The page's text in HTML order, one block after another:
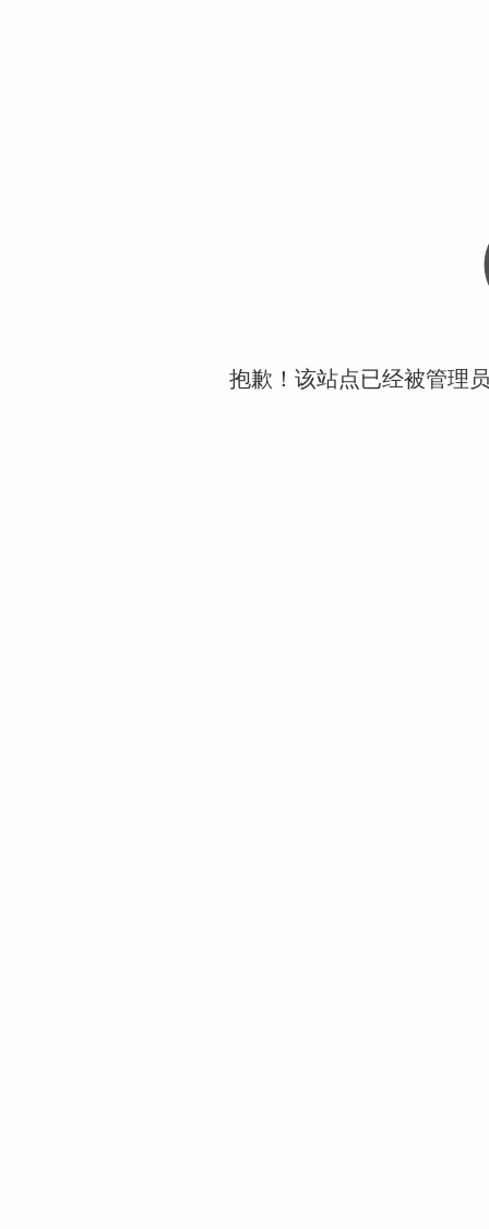
抱歉！该站点已经被管理